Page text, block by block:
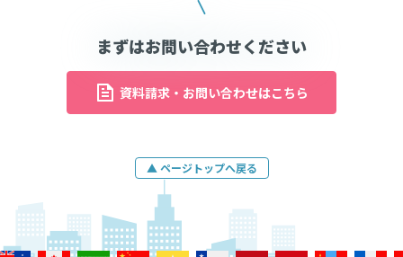
まずはお問い合わせください
資料請求・お問い合わせはこちら
▲ ページトップへ戻る